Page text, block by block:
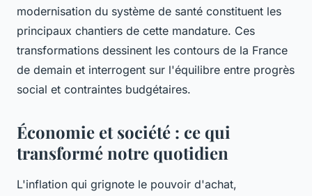
modernisation du système de santé constituent les
principaux chantiers de cette mandature. Ces
transformations dessinent les contours de la France
de demain et interrogent sur l'équilibre entre progrès
social et contraintes budgétaires.
Économie et société : ce qui
transformé notre quotidien
L'inflation qui grignote le pouvoir d'achat,